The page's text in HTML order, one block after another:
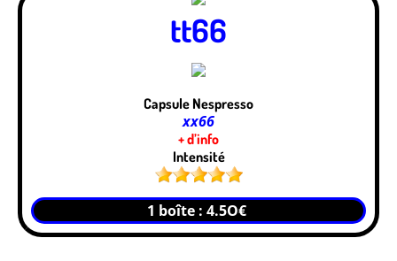
tt66
Capsule Nespresso
xx66
+ d’info
Intensité
1 boîte : 4.5O€